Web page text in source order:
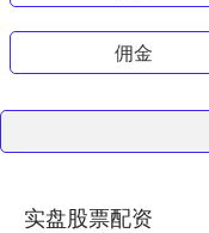
佣金
实盘股票配资